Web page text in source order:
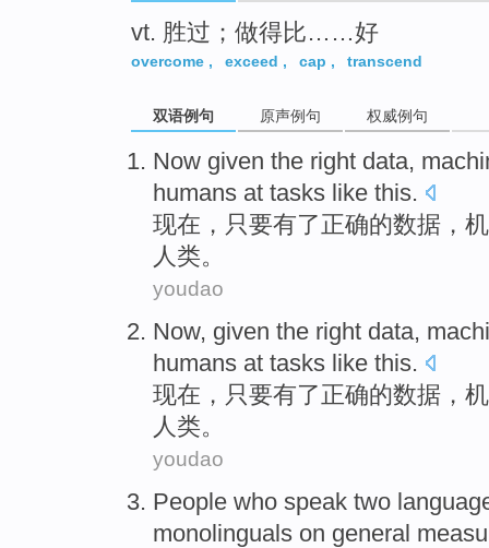
vt. 胜过；做得比……好
overcome , exceed , cap , transcend
双语例句 原声例句 权威例句
Now given the right data,
humans at tasks like this.
现在 ， 只要有了正确的数据 ，
人类。
youdao
Now, given the right data,
humans at tasks like this.
现在 ， 只要有了正确的数据 ，
人类。
youdao
People who speak two
monolinguals on general